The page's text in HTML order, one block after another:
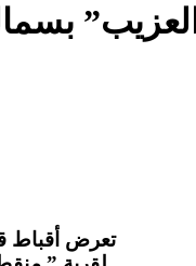
تعرض أقباط